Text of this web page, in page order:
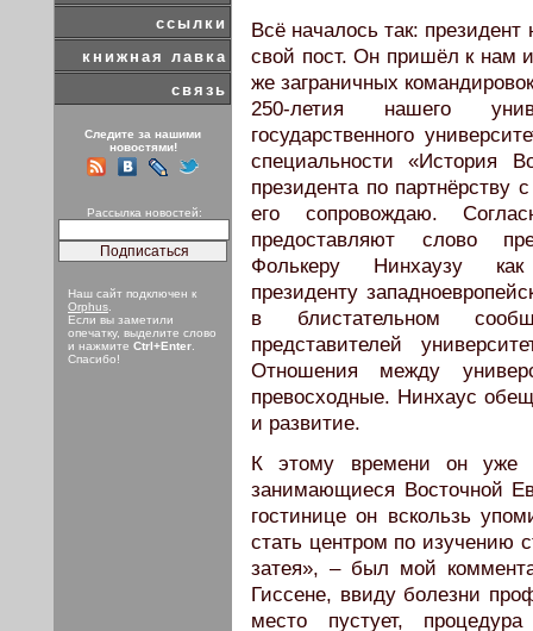
ссылки
книжная лавка
связь
Следите за нашими
новостями!
Рассылка новостей:
Наш сайт подключен к
Orphus
Если вы заметили
опечатку, выделите слово
и нажмите Ctrl+Enter
Спасибо!
Всё началось так: президент
свой пост. Он пришёл к нам
же заграничных
250-летия нашего
государственного
специальности «История
президента по партнёрству
его сопровождаю.
предоставляют слово
Фолькеру Нинхаузу
президенту
в блистательном
представителей
Отношения между
превосходные. Нинхаус
и развитие.
К этому времени он уже
занимающиеся Восточной
гостинице он вскользь
стать центром по изучению
затея», – был мой
Гиссене, ввиду болезни
место пустует,